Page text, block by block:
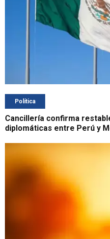
Política
Cancillería confirma
diplomáticas entre Perú y